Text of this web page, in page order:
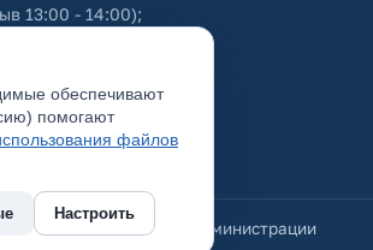
13:00 - 14:00);
данных
официальный сайт администрации
обеспечивают
помогают
файлов
Настроить